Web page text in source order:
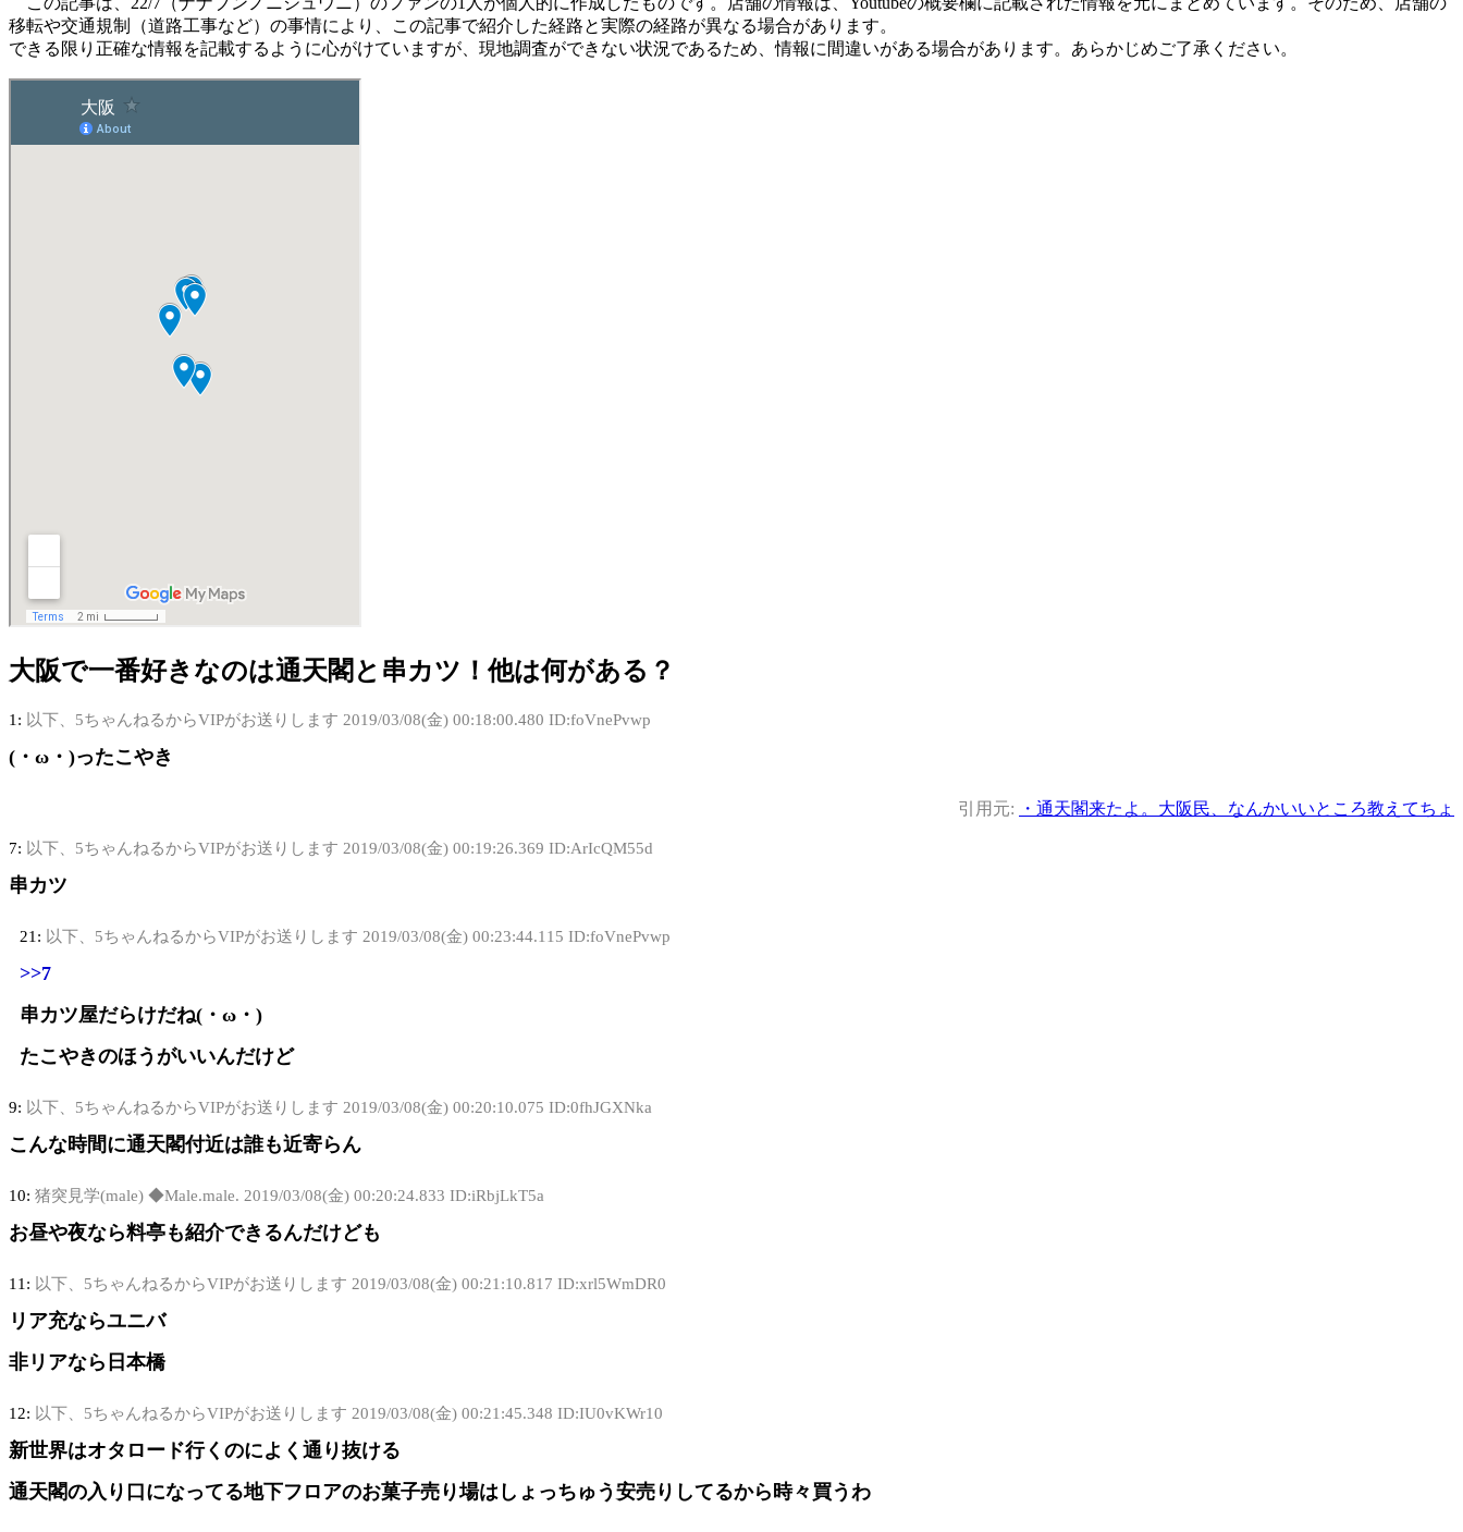
移転や交通規制（道路工事など）の事情により、この記事で紹介した経路と実際の経路が異なる場合があります。
できる限り正確な情報を記載するように心がけていますが、現地調査ができない状況であるため、情報に間違いがある場合があります。あらかじめご了承ください。
大阪で一番好きなのは通天閣と串カツ！他は何がある？
1: 以下、5ちゃんねるからVIPがお送りします 2019/03/08(金) 00:18:00.480 ID:foVnePvwp
(・ω・)ったこやき
引用元: ・通天閣来たよ。大阪民、なんかいいところ教えてちょ
7: 以下、5ちゃんねるからVIPがお送りします 2019/03/08(金) 00:19:26.369 ID:ArIcQM55d
串カツ
21: 以下、5ちゃんねるからVIPがお送りします 2019/03/08(金) 00:23:44.115 ID:foVnePvwp
>>7
串カツ屋だらけだね(・ω・)
たこやきのほうがいいんだけど
9: 以下、5ちゃんねるからVIPがお送りします 2019/03/08(金) 00:20:10.075 ID:0fhJGXNka
こんな時間に通天閣付近は誰も近寄らん
10: 猪突見学(male) ◆Male.male. 2019/03/08(金) 00:20:24.833 ID:iRbjLkT5a
お昼や夜なら料亭も紹介できるんだけども
11: 以下、5ちゃんねるからVIPがお送りします 2019/03/08(金) 00:21:10.817 ID:xrl5WmDR0
リア充ならユニバ
非リアなら日本橋
12: 以下、5ちゃんねるからVIPがお送りします 2019/03/08(金) 00:21:45.348 ID:IU0vKWr10
新世界はオタロード行くのによく通り抜ける
通天閣の入り口になってる地下フロアのお菓子売り場はしょっちゅう安売りしてるから時々買うわ